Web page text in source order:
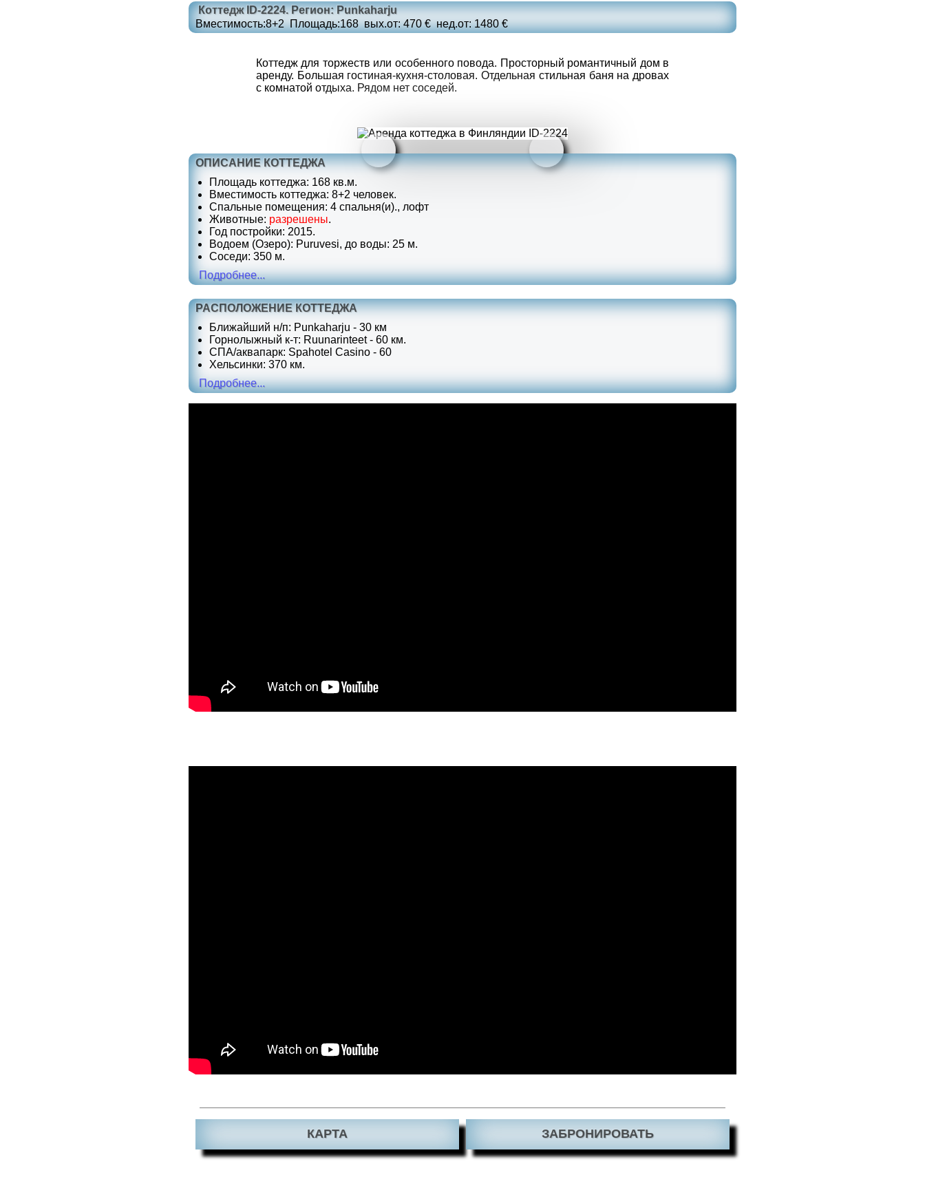
КоттеджID-2224. Регион: Punkaharju
Вместимость:8+2 Площадь:168 вых.от: 470 € нед.от: 1480 €
Коттедж для торжеств или особенного повода. Просторный романтичный дом в
аренду. Большая гостиная-кухня-столовая. Отдельная стильная баня на дровах
с комнатой отдыха. Рядом нет соседей.
ОПИСАНИЕ КОТТЕДЖА
Площадь коттеджа: 168 кв.м.
Вместимость коттеджа: 8+2 человек.
Спальные помещения: 4 спальня(и)., лофт
Животные: разрешены.
Год постройки: 2015.
Водоем (Озеро): Puruvesi, до воды: 25 м.
Соседи: 350 м.
Подробнее...
РАСПОЛОЖЕНИЕ КОТТЕДЖА
Ближайший н/п: Punkaharju - 30 км
Горнолыжный к-т: Ruunarinteet - 60 км.
СПА/аквапарк: Spahotel Casino - 60
Хельсинки: 370 км.
Подробнее...
КАРТА ЗАБРОНИРОВАТЬ